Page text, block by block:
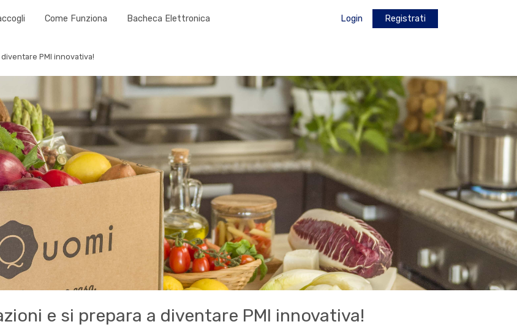
Come Funziona Bacheca Elettronica Login Registrati
PMI innovativa!
e si prepara a diventare PMI innovativa!